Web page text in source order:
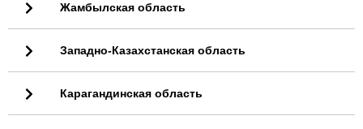
Жамбылская область
Западно-Казахстанская область
Карагандинская область